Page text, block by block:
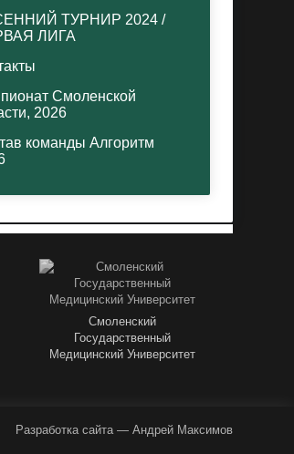
ТУРНИР 2024 /
ЛИГА
Смоленской
2026
команды Алгоритм
Смоленский
Государственный
Медицинский Университет
Разработка сайта— Андрей Максимов